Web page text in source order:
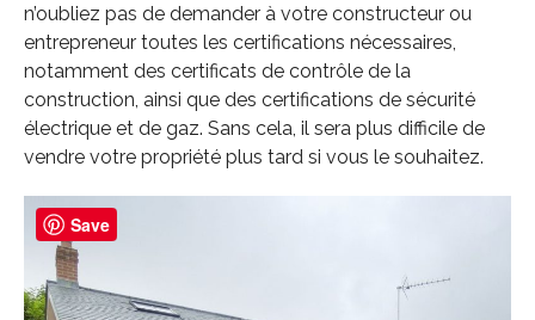
n’oubliez pas de demander à votre constructeur ou
entrepreneur toutes les certifications nécessaires,
notamment des certificats de contrôle de la
construction, ainsi que des certifications de sécurité
électrique et de gaz. Sans cela, il sera plus difficile de
vendre votre propriété plus tard si vous le souhaitez.
Save